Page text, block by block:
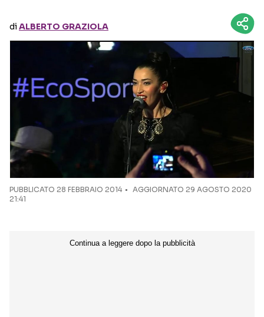
diALBERTO GRAZIOLA
PUBBLICATO 28 FEBBRAIO 2014
AGGIORNATO 29 AGOSTO 2020
21:41